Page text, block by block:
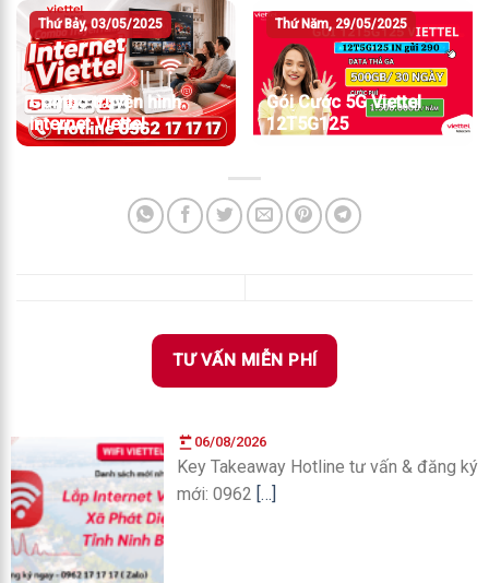
06/08/2026
Key Takeaway Hotline tư vấn & đăng ký
mới: 0962 […]
Thứ Bảy, 03/05/2025
Combo truyền hình
internet Viettel
Thứ Năm, 29/05/2025
Gói Cước 5G Viettel
12T5G125
TƯ VẤN MIỄN PHÍ